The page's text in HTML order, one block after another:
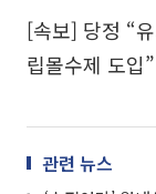
[속보] 당정 “
립몰수제 도입”
관련 뉴스